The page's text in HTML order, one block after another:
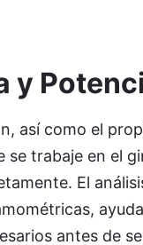
y
así como el
trabaje en el
El
antes de